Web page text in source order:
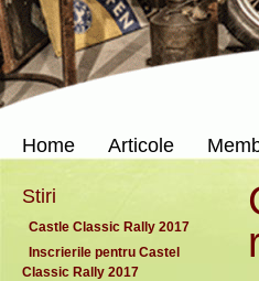
Home Articole
Stiri
Castle Classic Rally 2017
Inscrierile pentru Castel
Classic Rally 2017